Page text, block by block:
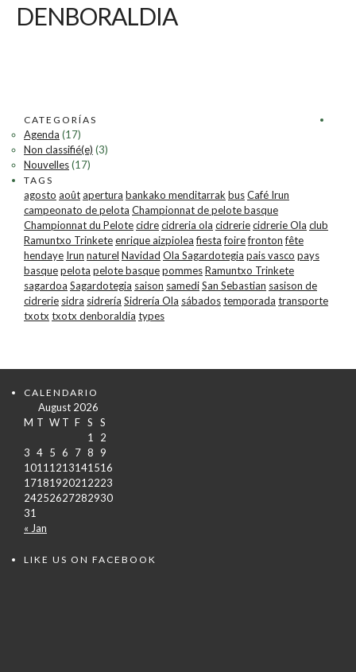
DENBORALDIA
CATEGORÍAS
Agenda (17)
Non classifié(e) (3)
Nouvelles(17)
TAGS
agosto aoûtapertura bankako menditarrakbusCafé Irun
campeonato de pelota Championnat de pelote basque
Championnat du Pelotecidrecidreria ola cidreriecidrerie Ola club
Ramuntxo Trinketeenrique aizpiolea fiesta foirefronton fête
hendaye Irun naturel Navidad Ola Sagardotegia pais vasco pays
basquepelota pelote basquepommesRamuntxo Trinkete
sagardoa Sagardotegia saison samediSan Sebastian sasison de
cidrerie sidra sidrería Sidrería Ola sábadostemporada transporte
txotx txotx denboraldia types
CALENDARIO
August 2026
M T W T F S S
« Jan
1
2
3 4 5 6 7 8 9
10111213141516
17181920212223
24252627282930
31
LIKE US ON FACEBOOK